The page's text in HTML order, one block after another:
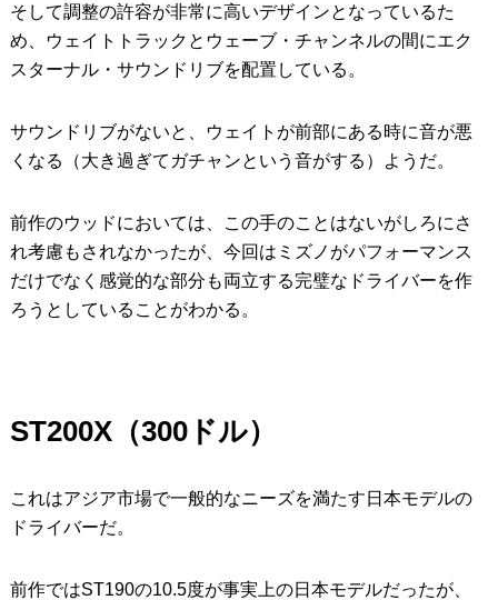
そして調整の許容が非常に高いデザインとなっているた
め、ウェイトトラックとウェーブ・チャンネルの間にエク
スターナル・サウンドリブを配置している。
サウンドリブがないと、ウェイトが前部にある時に音が悪
くなる（大き過ぎてガチャンという音がする）ようだ。
前作のウッドにおいては、この手のことはないがしろにさ
れ考慮もされなかったが、今回はミズノがパフォーマンス
だけでなく感覚的な部分も両立する完璧なドライバーを作
ろうとしていることがわかる。
ST200X（300ドル）
これはアジア市場で一般的なニーズを満たす日本モデルの
ドライバーだ。
前作ではST190の10.5度が事実上の日本モデルだったが、